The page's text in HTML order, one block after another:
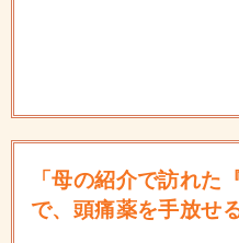
「母の紹介で訪れた
で、頭痛薬を手放せ